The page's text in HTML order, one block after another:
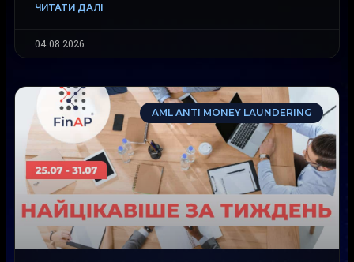
ЧИТАТИ ДАЛІ
04.08.2026
AML ANTI MONEY LAUNDERING